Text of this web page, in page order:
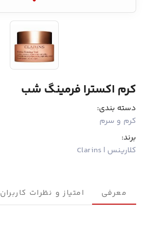
کرم اکسترا فرمینگ شب
دسته بندی:
کرم و سرم
برند:
کلارینس | Clarins
معرفی امتیاز و نظرات کاربران